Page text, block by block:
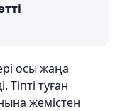
осы жаңа
Тіпті туған
жемістен